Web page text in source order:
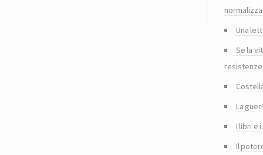
Una
Se la
resistenze
La
I libri e
Il